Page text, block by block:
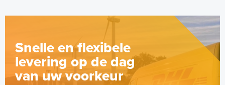
Snelle en flexibele
levering op de dag
van uw voorkeur